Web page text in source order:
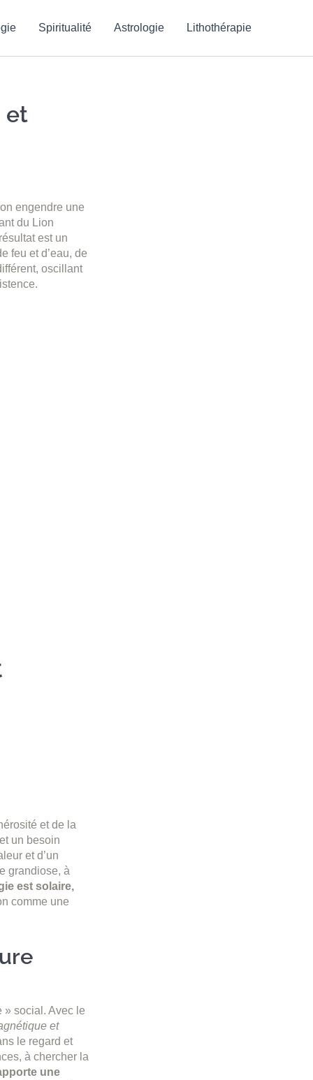
Spiritualité Astrologie Lithothérapie
et
engendre une
du Lion
est un
feu et d’eau, de
oscillant
et de la
un besoin
et d’un
grandiose, à
est solaire,
comme une
» social. Avec le
et
le regard et
à chercher la
une